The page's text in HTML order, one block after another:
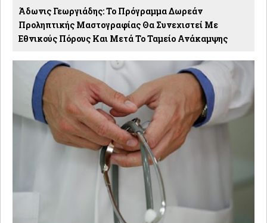
Άδωνις Γεωργιάδης: Το Πρόγραμμα Δωρεάν
Προληπτικής Μαστογραφίας Θα Συνεχιστεί Με
Εθνικούς Πόρους Και Μετά Το Ταμείο Ανάκαμψης